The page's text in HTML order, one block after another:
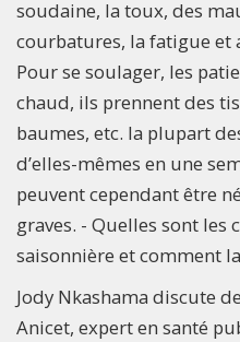
soudaine, la toux, des
courbatures, la fatigue et
Pour se soulager, les
chaud, ils prennent des
baumes, etc. la plupart
d’elles-mêmes en une
peuvent cependant être
graves. - Quelles sont les
saisonnière et comment
Jody Nkashama discute
Anicet, expert en santé